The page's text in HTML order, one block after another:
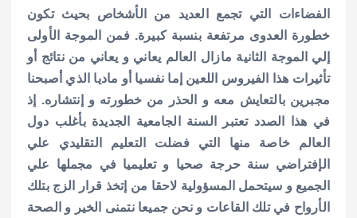
الفضاءات التي تجمع العديد من الأشخاص بحيث تكون
خطورة العدوى مرتفعة بنسبة كبيرة. فمن الموجة الأولى
إلي الموجة الثانية مازال العالم يعاني و يعاني من نتائج أو
تأثيرات هذا الفيروس اللعين إما نفسيا أو ماديا الذي أصبحنا
مجبرين بالتعايش معه و الحذر من خطورته و إنتشاره. إذ
في هذا الصدد تعتبر السنة الجامعية الجديدة بأغلب دول
العالم خاصة منها التي فضلت التعليم التقليدي علي
الإفتراضي سنة حرجة صحيا و تعليميا في مجملها علي
الجميع و سيتحمل المسؤولية لاحقا من إتخذ قرار الزج بتلك
الأرواح في تلك القاعات و نحن جميعا نتمنى الخير و الصحة